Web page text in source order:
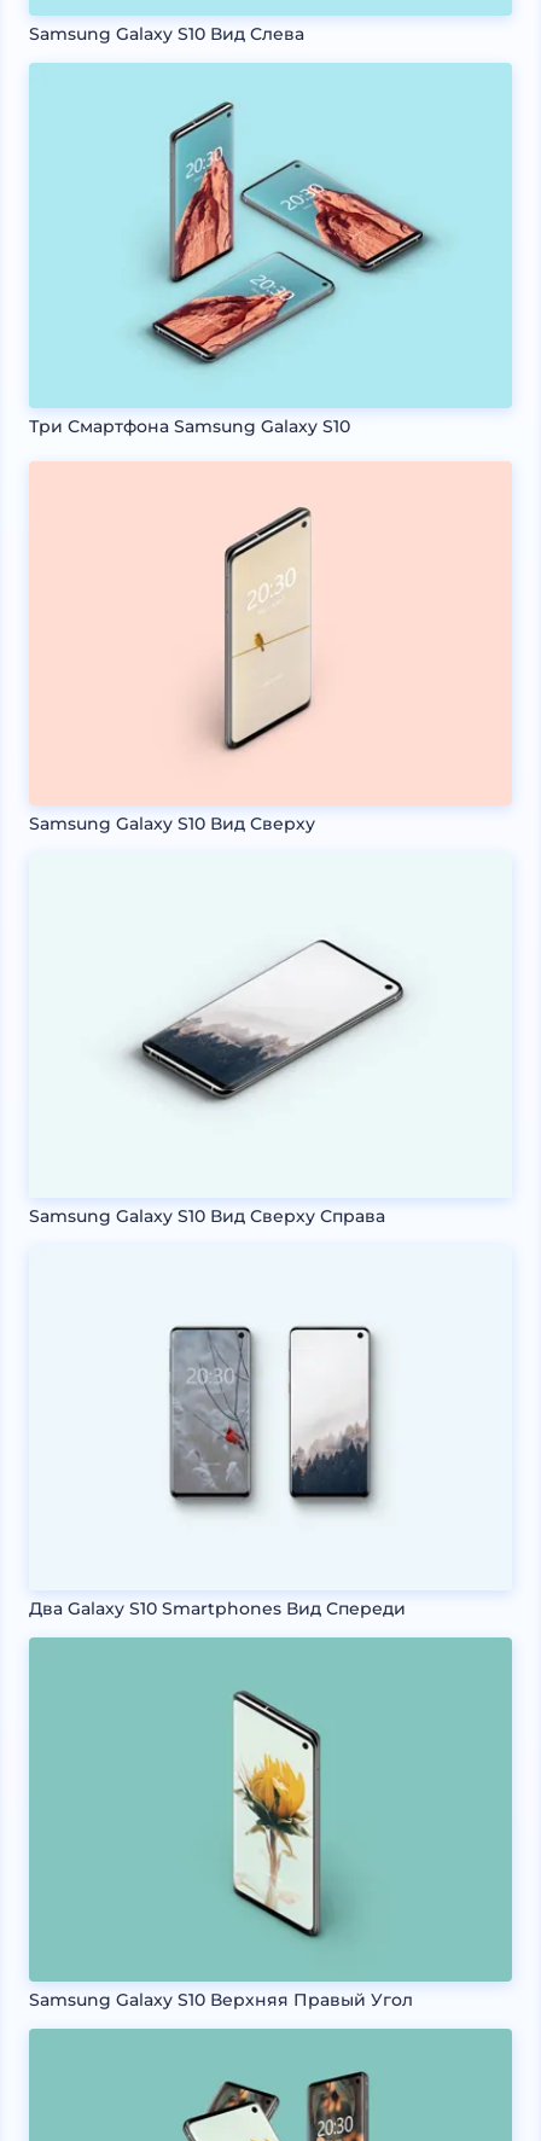
Samsung Galaxy S10 Вид Слева
Три Смартфона Samsung Galaxy S10
Samsung Galaxy S10 Вид Сверху
Samsung Galaxy S10 Вид Сверху Справа
Два Galaxy S10 Smartphones Вид Спереди
Samsung Galaxy S10 Верхняя Правый Угол